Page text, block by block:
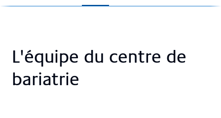
L'équi­pe du cent­re de
ba­ria­trie